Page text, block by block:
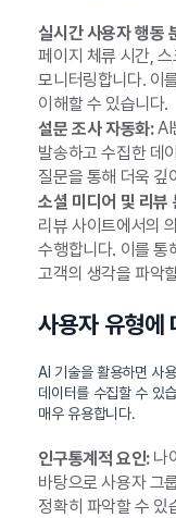
실시간 사용자 행동
페이지 체류 시간,
모니터링합니다. 이
이해할 수 있습니다.
설문 조사 자동화:AI
발송하고 수집한 데
질문을 통해 더욱 깊
소셜 미디어 및 리뷰
리뷰 사이트에서의
수행합니다. 이를 통
고객의 생각을 파악
사용자 유형에
AI 기술을 활용하면 사
데이터를 수집할 수 있
매우 유용합니다.
인구통계적 요인:나
바탕으로 사용자 그
정확히 파악할 수 있